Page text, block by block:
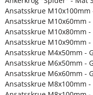
Ansatsskrue
Ansatsskrue M10x60mm
Ansatsskrue M10x80mm
Ansatsskrue M10x90mm
Ansatsskrue M4x50mm -
Ansatsskrue M6x50mm -
Ansatsskrue M6x60mm -
Ansatsskrue M8x100mm